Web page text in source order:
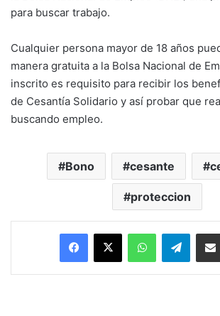
para buscar trabajo.
Cualquier persona mayor de 18 años
manera gratuita a la Bolsa Nacional de
inscrito es requisito para recibir los
de Cesantía Solidario y así probar que
buscando empleo.
Bono cesante
proteccion
Facebook
X WhatsApp